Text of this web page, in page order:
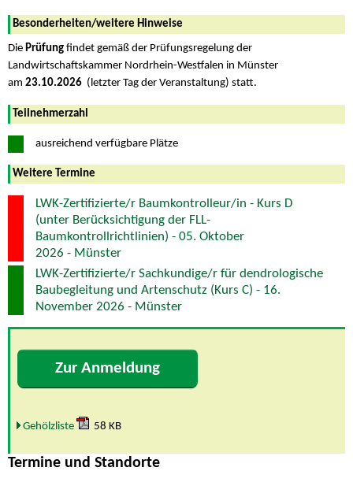
Besonderheiten/weitere Hinweise
Die Prüfung findet gemäß der Prüfungsregelung der
Landwirtschaftskammer Nordrhein-Westfalen in Münster
am 23.10.2026 (letzter Tag der Veranstaltung) statt.
Teilnehmerzahl
ausreichend verfügbare Plätze
Weitere Termine
LWK-Zertifizierte/r Baumkontrolleur/in - Kurs D
(unter Berücksichtigung der FLL-
Baumkontrollrichtlinien) - 05. Oktober
2026 - Münster
LWK-Zertifizierte/r Sachkundige/r für dendrologische
Baubegleitung und Artenschutz (Kurs C) - 16.
November 2026 - Münster
Zur Anmeldung
Gehölzliste 58 KB
Termine und Standorte